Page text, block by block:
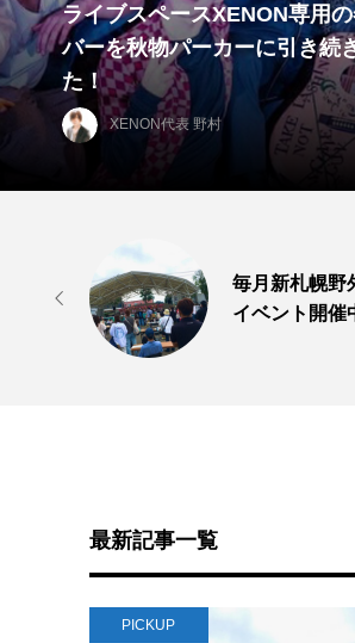
料金プラ
格安箱貸

毎月新札幌野
イベント開催
最新記事一覧
PICKUP